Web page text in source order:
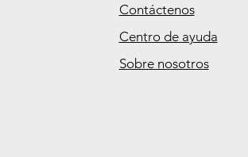
Contáctenos
Centro de ayuda
Sobre nosotros